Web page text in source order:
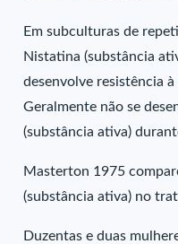
Em subculturas de
Nistatina (substância
desenvolve resistência
Geralmente não se
(substância ativa)
Masterton 1975
(substância ativa) no
Duzentas e duas